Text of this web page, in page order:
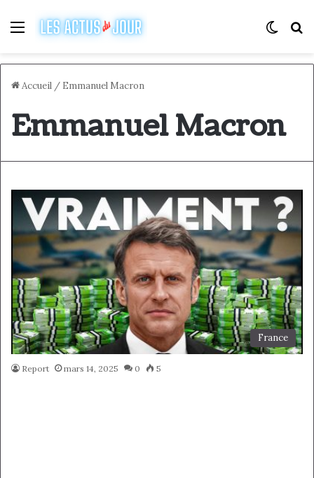
Menu
Accueil / Emmanuel Macron
Emmanuel Macron
France
Report mars 14, 2025 0 5